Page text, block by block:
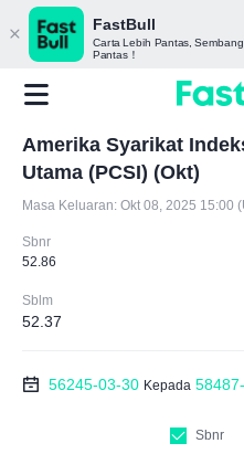
FastBull
Carta Lebih Pantas,
Pantas！
Amerika Syarikat
Utama (PCSI) (Okt)
Masa Keluaran: Okt 08, 2025 15:00
Sbnr
52.86
Sblm
52.37
56245-03-30 Kepada
Sbnr